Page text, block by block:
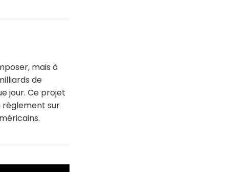
mais à
de
jour. Ce projet
règlement sur